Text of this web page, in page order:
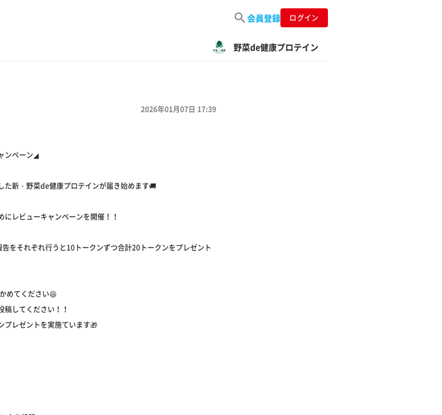
会員登録 ログイン
野菜de健康プロテイン
2026年01月07日 17:39
ンペーン◢
た新・野菜de健康プロテインが届き始めます🚚
レビューキャンペーンを開催！！
をそれぞれ行うと10トークンずつ合計20トークンをプレゼント
めてください😆
稿してください！！
プレゼントを実施ています🎁